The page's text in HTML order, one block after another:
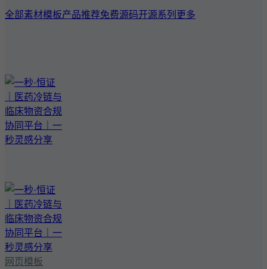
全部素材模板产品推荐免费源码开源系列 更多
网页模板